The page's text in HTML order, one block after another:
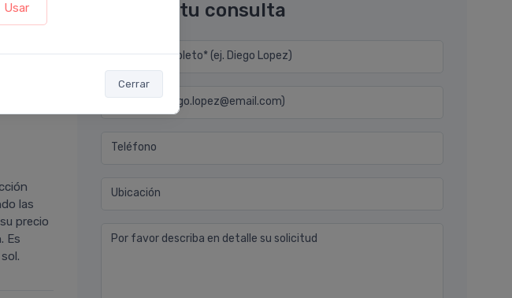
Usar
Cerrar
rapido,
las
precio
Es
Déjanos tu consulta
Nombre completo* (ej. Diego Lopez)
Email* (ej. diego.lopez@email.com)
Teléfono
Ubicación
Por favor describa en detalle su solicitud